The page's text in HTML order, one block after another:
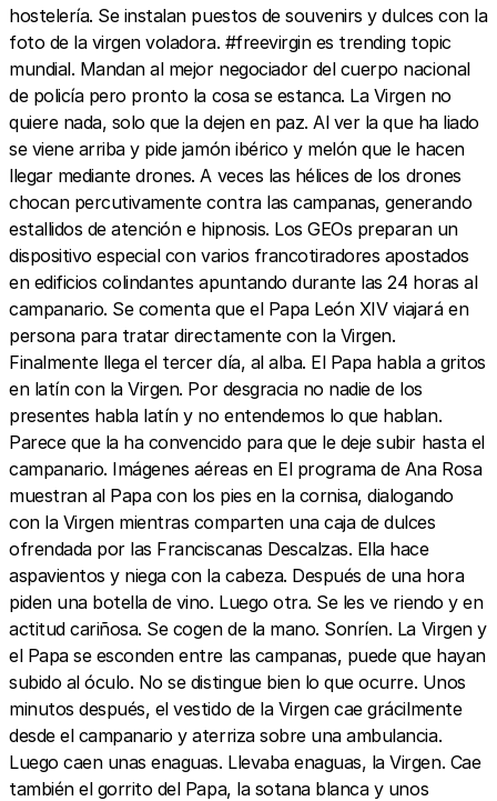
hostelería. Se instalan puestos de souvenirs y dulces con la
foto de la virgen voladora. #freevirgin es trending topic
mundial. Mandan al mejor negociador del cuerpo nacional
de policía pero pronto la cosa se estanca. La Virgen no
quiere nada, solo que la dejen en paz. Al ver la que ha liado
se viene arriba y pide jamón ibérico y melón que le hacen
llegar mediante drones. A veces las hélices de los drones
chocan percutivamente contra las campanas, generando
estallidos de atención e hipnosis. Los GEOs preparan un
dispositivo especial con varios francotiradores apostados
en edificios colindantes apuntando durante las 24 horas al
campanario. Se comenta que el Papa León XIV viajará en
persona para tratar directamente con la Virgen.
Finalmente llega el tercer día, al alba. El Papa habla a gritos
en latín con la Virgen. Por desgracia no nadie de los
presentes habla latín y no entendemos lo que hablan.
Parece que la ha convencido para que le deje subir hasta el
campanario. Imágenes aéreas en El programa de Ana Rosa
muestran al Papa con los pies en la cornisa, dialogando
con la Virgen mientras comparten una caja de dulces
ofrendada por las Franciscanas Descalzas. Ella hace
aspavientos y niega con la cabeza. Después de una hora
piden una botella de vino. Luego otra. Se les ve riendo y en
actitud cariñosa. Se cogen de la mano. Sonríen. La Virgen y
el Papa se esconden entre las campanas, puede que hayan
subido al óculo. No se distingue bien lo que ocurre. Unos
minutos después, el vestido de la Virgen cae grácilmente
desde el campanario y aterriza sobre una ambulancia.
Luego caen unas enaguas. Llevaba enaguas, la Virgen. Cae
también el gorrito del Papa, la sotana blanca y unos